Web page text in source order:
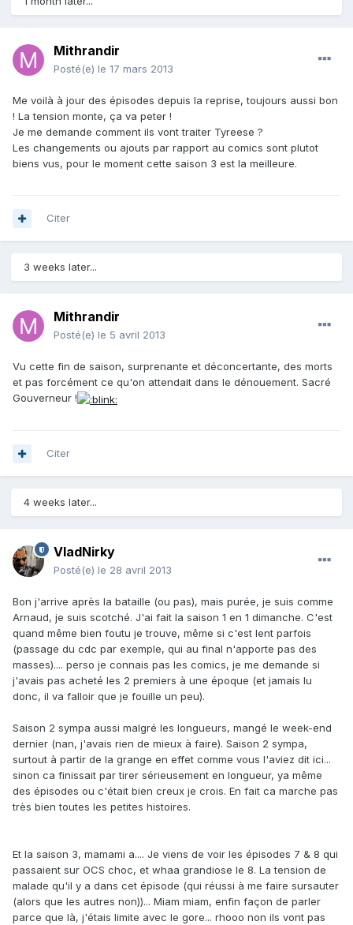
Mithrandir
Posté(e) le 17 mars 2013
Me voilà à jour des épisodes depuis la reprise, toujours aussi bon
! La tension monte, ça va peter !
Je me demande comment ils vont traiter Tyreese ?
Les changements ou ajouts par rapport au comics sont plutot
biens vus, pour le moment cette saison 3 est la meilleure.
Citer
3 weeks later...
Mithrandir
Posté(e) le 5 avril 2013
Vu cette fin de saison, surprenante et déconcertante, des morts
et pas forcément ce qu'on attendait dans le dénouement. Sacré
Gouverneur !
Citer
4 weeks later...
VladNirky
Posté(e) le 28 avril 2013
Bon j'arrive après la bataille (ou pas), mais purée, je suis comme
Arnaud, je suis scotché. J'ai fait la saison 1 en 1 dimanche. C'est
quand même bien foutu je trouve, même si c'est lent parfois
(passage du cdc par exemple, qui au final n'apporte pas des
masses).... perso je connais pas les comics, je me demande si
j'avais pas acheté les 2 premiers à une époque (et jamais lu
donc, il va falloir que je fouille un peu).
Saison 2 sympa aussi malgré les longueurs, mangé le week-end
dernier (nan, j'avais rien de mieux à faire). Saison 2 sympa,
surtout à partir de la grange en effet comme vous l'aviez dit ici...
sinon ca finissait par tirer sérieusement en longueur, ya même
des épisodes ou c'était bien creux je crois. En fait ca marche pas
très bien toutes les petites histoires.
Et la saison 3, mamami a.... Je viens de voir les épisodes 7 & 8 qui
passaient sur OCS choc, et whaa grandiose le 8. La tension de
malade qu'il y a dans cet épisode (qui réussi à me faire sursauter
(alors que les autres non))... Miam miam, enfin façon de parler
parce que là, j'étais limite avec le gore... rhooo non ils vont pas